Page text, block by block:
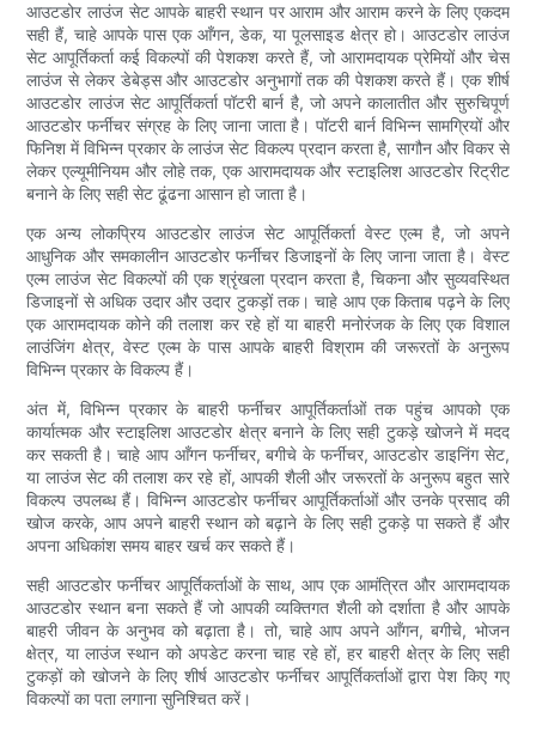
आउटडोर लाउंज सेट आपके बाहरी स्थान पर आराम और आराम करने के लिए एकदम
सही हैं, चाहे आपके पास एक आँगन, डेक, या पूलसाइड क्षेत्र हो। आउटडोर लाउंज
सेट आपूर्तिकर्ता कई विकल्पों की पेशकश करते हैं, जो आरामदायक प्रेमियों और चेस
लाउंज से लेकर डेबेड्स और आउटडोर अनुभागों तक की पेशकश करते हैं। एक शीर्ष
आउटडोर लाउंज सेट आपूर्तिकर्ता पॉटरी बार्न है, जो अपने कालातीत और सुरुचिपूर्ण
आउटडोर फर्नीचर संग्रह के लिए जाना जाता है। पॉटरी बार्न विभिन्न सामग्रियों और
फिनिश में विभिन्न प्रकार के लाउंज सेट विकल्प प्रदान करता है, सागौन और विकर से
लेकर एल्यूमीनियम और लोहे तक, एक आरामदायक और स्टाइलिश आउटडोर रिट्रीट
बनाने के लिए सही सेट ढूंढना आसान हो जाता है।
एक अन्य लोकप्रिय आउटडोर लाउंज सेट आपूर्तिकर्ता वेस्ट एल्म है, जो अपने
आधुनिक और समकालीन आउटडोर फर्नीचर डिजाइनों के लिए जाना जाता है। वेस्ट
एल्म लाउंज सेट विकल्पों की एक श्रृंखला प्रदान करता है, चिकना और सुव्यवस्थित
डिजाइनों से अधिक उदार और उदार टुकड़ों तक। चाहे आप एक किताब पढ़ने के लिए
एक आरामदायक कोने की तलाश कर रहे हों या बाहरी मनोरंजक के लिए एक विशाल
लाउंजिंग क्षेत्र, वेस्ट एल्म के पास आपके बाहरी विश्राम की जरूरतों के अनुरूप
विभिन्न प्रकार के विकल्प हैं।
अंत में, विभिन्न प्रकार के बाहरी फर्नीचर आपूर्तिकर्ताओं तक पहुंच आपको एक
कार्यात्मक और स्टाइलिश आउटडोर क्षेत्र बनाने के लिए सही टुकड़े खोजने में मदद
कर सकती है। चाहे आप आँगन फर्नीचर, बगीचे के फर्नीचर, आउटडोर डाइनिंग सेट,
या लाउंज सेट की तलाश कर रहे हों, आपकी शैली और जरूरतों के अनुरूप बहुत सारे
विकल्प उपलब्ध हैं। विभिन्न आउटडोर फर्नीचर आपूर्तिकर्ताओं और उनके प्रसाद की
खोज करके, आप अपने बाहरी स्थान को बढ़ाने के लिए सही टुकड़े पा सकते हैं और
अपना अधिकांश समय बाहर खर्च कर सकते हैं।
सही आउटडोर फर्नीचर आपूर्तिकर्ताओं के साथ, आप एक आमंत्रित और आरामदायक
आउटडोर स्थान बना सकते हैं जो आपकी व्यक्तिगत शैली को दर्शाता है और आपके
बाहरी जीवन के अनुभव को बढ़ाता है। तो, चाहे आप अपने आँगन, बगीचे, भोजन
क्षेत्र, या लाउंज स्थान को अपडेट करना चाह रहे हों, हर बाहरी क्षेत्र के लिए सही
टुकड़ों को खोजने के लिए शीर्ष आउटडोर फर्नीचर आपूर्तिकर्ताओं द्वारा पेश किए गए
विकल्पों का पता लगाना सुनिश्चित करें।